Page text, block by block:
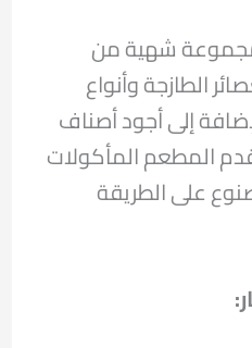
شهية من
الطازجة وأنواع
إلى أجود أصناف
المطعم المأكولات
على الطريقة
: